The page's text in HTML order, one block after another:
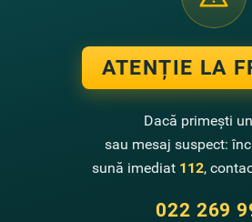
noutăţi
ATENȚIE LA
Dacă primești
sau mesaj suspect:
sună imediat 112,
022 269